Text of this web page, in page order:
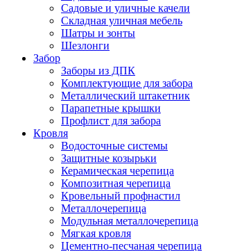
Садовые и уличные качели
Складная уличная мебель
Шатры и зонты
Шезлонги
Забор
Заборы из ДПК
Комплектующие для забора
Металлический штакетник
Парапетные крышки
Профлист для забора
Кровля
Водосточные системы
Защитные козырьки
Керамическая черепица
Композитная черепица
Кровельный профнастил
Металлочерепица
Модульная металлочерепица
Мягкая кровля
Цементно-песчаная черепица